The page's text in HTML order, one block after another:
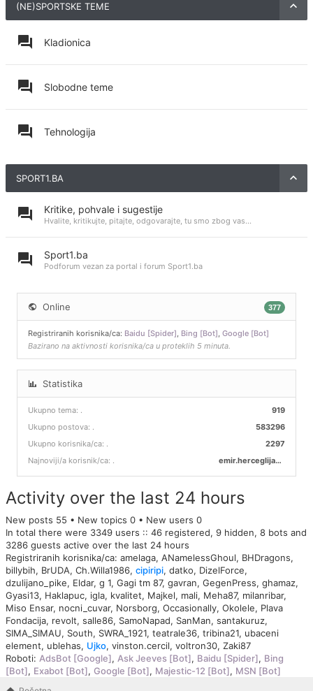
(NE)SPORTSKE TEME
Kladionica
Slobodne teme
Tehnologija
SPORT1.BA
Kritike, pohvale i sugestije
Hvalite, kritikujte, pitajte, odgovarajte, tu smo zbog vas...
Sport1.ba
Podforum vezan za portal i forum Sport1.ba
Online 377
Registriranih korisnika/ca: Baidu [Spider], Bing [Bot], Google [Bot]
Bazirano na aktivnosti korisnika/ca u proteklih 5 minuta.
Statistika
Ukupno tema: 919
.
Ukupno postova:
583296
.
Ukupno korisnika/ca:
2297
.
Najnoviji/a korisnik/ca:
emir.herceglija00
.
Activity over the last 24 hours
New posts 55 • New topics 0 • New users 0
In total there were 3349 users :: 46 registered, 9 hidden, 8 bots and
3286 guests active over the last 24 hours
Registriranih korisnika/ca: amelaga, ANamelessGhoul, BHDragons,
billybih, BrUDA, Ch.Willa1986, cipiripi, datko, DizelForce,
dzulijano_pike, Eldar, g 1, Gagi tm 87, gavran, GegenPress, ghamaz,
Gyasi13, Haklapuc, igla, kvalitet, Majkel, mali, Meha87, milanribar,
Miso Ensar, nocni_cuvar, Norsborg, Occasionally, Okolele, Plava
Fondacija, revolt, salle86, SamoNapad, SanMan, santakuruz,
SIMA_SIMAU, South, SWRA_1921, teatrale36, tribina21, ubaceni
element, ublehas, Ujko, vinston.cercil, voltron30, Zaki87
Roboti: AdsBot [Google], Ask Jeeves [Bot], Baidu [Spider], Bing
[Bot], Exabot [Bot], Google [Bot], Majestic-12 [Bot], MSN [Bot]